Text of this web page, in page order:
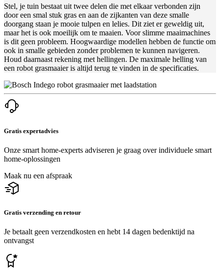
Stel, je tuin bestaat uit twee delen die met elkaar verbonden zijn
door een smal stuk gras en aan de zijkanten van deze smalle
doorgang staan je mooie tulpen en lelies. Dit ziet er geweldig uit,
maar het is ook moeilijk om te maaien. Voor slimme maaimachines
is dit geen probleem. Hoogwaardige modellen hebben de functie om
ook in smalle gebieden zonder problemen te kunnen navigeren.
Houd daarnaast rekening met hellingen. De maximale helling van
een robot grasmaaier is altijd terug te vinden in de specificaties.
Gratis expertadvies
Onze smart home-experts adviseren je graag over individuele smart
home-oplossingen
Maak nu een afspraak
Gratis verzending en retour
Je betaalt geen verzendkosten en hebt 14 dagen bedenktijd na
ontvangst